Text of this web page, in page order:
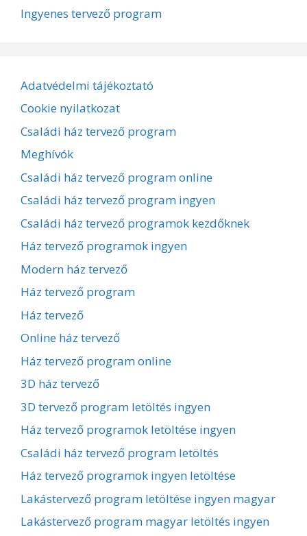
Ingyenes tervező program
Adatvédelmi tájékoztató
Cookie nyilatkozat
Családi ház tervező program
Meghívók
Családi ház tervező program online
Családi ház tervező program ingyen
Családi ház tervező programok kezdőknek
Ház tervező programok ingyen
Modern ház tervező
Ház tervező program
Ház tervező
Online ház tervező
Ház tervező program online
3D ház tervező
3D tervező program letöltés ingyen
Ház tervező programok letöltése ingyen
Családi ház tervező program letöltés
Ház tervező programok ingyen letöltése
Lakástervező program letöltése ingyen magyar
Lakástervező program magyar letöltés ingyen